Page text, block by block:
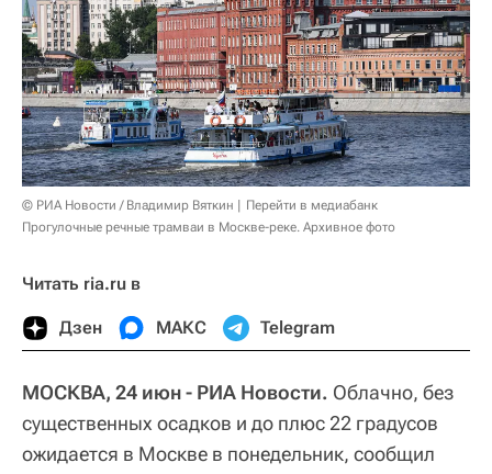
© РИА Новости / Владимир Вяткин
Перейти в медиабанк
Прогулочные речные трамваи в Москве-реке. Архивное фото
Читать ria.ru в
Дзен МАКС Telegram
МОСКВА, 24 июн - РИА Новости. Облачно, без
существенных осадков и до плюс 22 градусов
ожидается в Москве в понедельник, сообщил